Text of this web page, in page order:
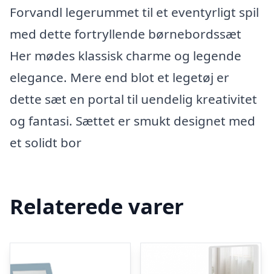
Forvandl legerummet til et eventyrligt spil
med dette fortryllende børnebordssæt
Her mødes klassisk charme og legende
elegance. Mere end blot et legetøj er
dette sæt en portal til uendelig kreativitet
og fantasi. Sættet er smukt designet med
et solidt bor
Relaterede varer